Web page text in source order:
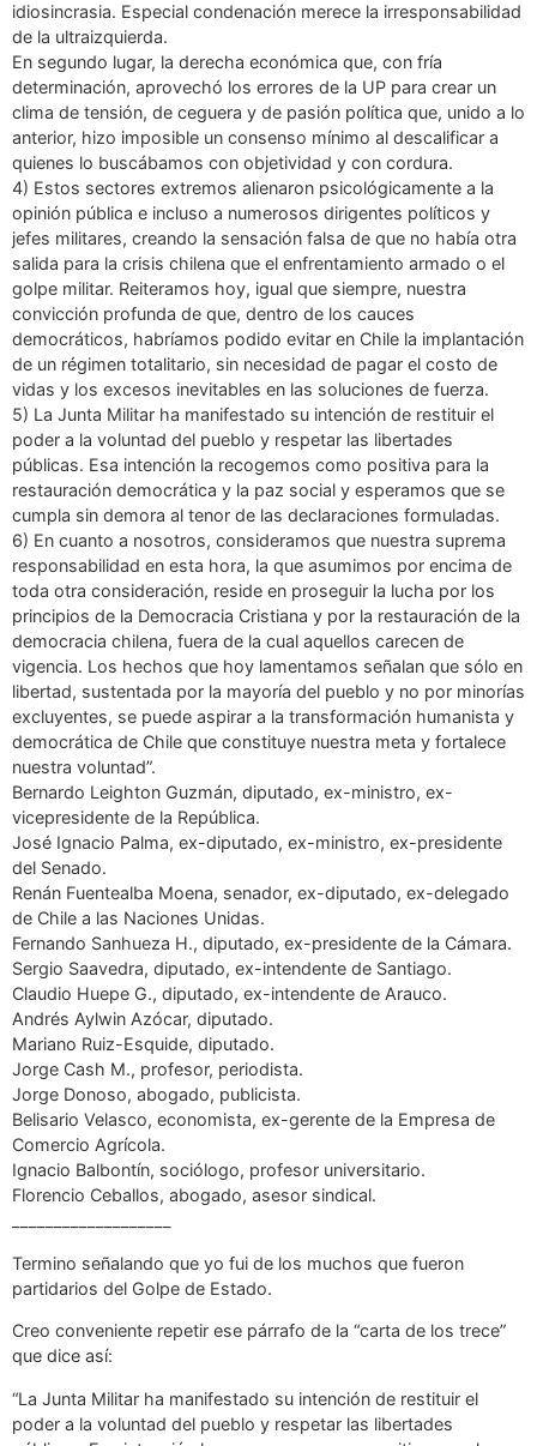
idiosincrasia. Especial condenación merece la irresponsabilidad
de la ultraizquierda.
En segundo lugar, la derecha económica que, con fría
determinación, aprovechó los errores de la UP para crear un
clima de tensión, de ceguera y de pasión política que, unido a lo
anterior, hizo imposible un consenso mínimo al descalificar a
quienes lo buscábamos con objetividad y con cordura.
4) Estos sectores extremos alienaron psicológicamente a la
opinión pública e incluso a numerosos dirigentes políticos y
jefes militares, creando la sensación falsa de que no había otra
salida para la crisis chilena que el enfrentamiento armado o el
golpe militar. Reiteramos hoy, igual que siempre, nuestra
convicción profunda de que, dentro de los cauces
democráticos, habríamos podido evitar en Chile la implantación
de un régimen totalitario, sin necesidad de pagar el costo de
vidas y los excesos inevitables en las soluciones de fuerza.
5) La Junta Militar ha manifestado su intención de restituir el
poder a la voluntad del pueblo y respetar las libertades
públicas. Esa intención la recogemos como positiva para la
restauración democrática y la paz social y esperamos que se
cumpla sin demora al tenor de las declaraciones formuladas.
6) En cuanto a nosotros, consideramos que nuestra suprema
responsabilidad en esta hora, la que asumimos por encima de
toda otra consideración, reside en proseguir la lucha por los
principios de la Democracia Cristiana y por la restauración de la
democracia chilena, fuera de la cual aquellos carecen de
vigencia. Los hechos que hoy lamentamos señalan que sólo en
libertad, sustentada por la mayoría del pueblo y no por minorías
excluyentes, se puede aspirar a la transformación humanista y
democrática de Chile que constituye nuestra meta y fortalece
nuestra voluntad”.
Bernardo Leighton Guzmán, diputado, ex-ministro, ex-
vicepresidente de la República.
José Ignacio Palma, ex-diputado, ex-ministro, ex-presidente
del Senado.
Renán Fuentealba Moena, senador, ex-diputado, ex-delegado
de Chile a las Naciones Unidas.
Fernando Sanhueza H., diputado, ex-presidente de la Cámara.
Sergio Saavedra, diputado, ex-intendente de Santiago.
Claudio Huepe G., diputado, ex-intendente de Arauco.
Andrés Aylwin Azócar, diputado.
Mariano Ruiz-Esquide, diputado.
Jorge Cash M., profesor, periodista.
Jorge Donoso, abogado, publicista.
Belisario Velasco, economista, ex-gerente de la Empresa de
Comercio Agrícola.
Ignacio Balbontín, sociólogo, profesor universitario.
Florencio Ceballos, abogado, asesor sindical.
Termino señalando que yo fui de los muchos que fueron
partidarios del Golpe de Estado.
Creo conveniente repetir ese párrafo de la “carta de los trece”
que dice así:
“La Junta Militar ha manifestado su intención de restituir el
poder a la voluntad del pueblo y respetar las libertades